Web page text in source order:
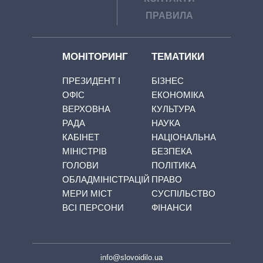
ПРАВИЛА
МОНІТОРИНГ
ПРЕЗИДЕНТ І
ОФІС
ВЕРХОВНА
РАДА
КАБІНЕТ
МІНІСТРІВ
ГОЛОВИ
ОБЛАДМІНІСТРАЦІЙ
МЕРИ МІСТ
ВСІ ПЕРСОНИ
ТЕМАТИКИ
БІЗНЕС
ЕКОНОМІКА
КУЛЬТУРА
НАУКА
НАЦІОНАЛЬНА
БЕЗПЕКА
ПОЛІТИКА
ПРАВО
СУСПІЛЬСТВО
ФІНАНСИ
info@slovoidilo.ua